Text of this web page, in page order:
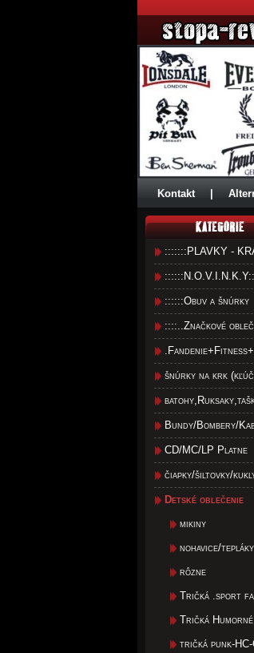
Kontakt
:::::::PLAVKY -
::::::Obuv a šnúrky
::::..Značkové
šnúrky na krk
Bundy/Bombery/
CD/MC/LP Platne
čiapky/šiltovky/
Detské oblečenie
mikiny
nohavice/tepláky
rôzne
Tričká .sport
Tričká Humorné
tričká punk-HC-